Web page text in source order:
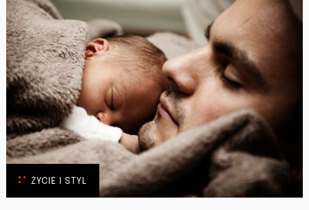
ŻYCIE I STYL